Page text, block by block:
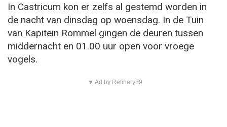
In Castricum kon er zelfs al gestemd worden in
de nacht van dinsdag op woensdag. In de Tuin
van Kapitein Rommel gingen de deuren tussen
middernacht en 01.00 uur open voor vroege
vogels.
▼ Ad by Refinery89